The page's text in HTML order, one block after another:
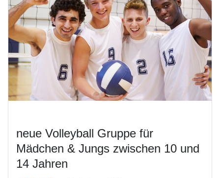
neue Volleyball Gruppe für
Mädchen & Jungs zwischen 10 und
14 Jahren